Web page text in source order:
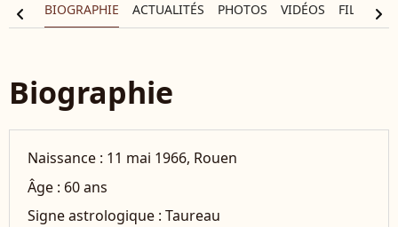
BIOGRAPHIE ACTUALITÉS PHOTOS VIDÉOS
chevron_left chevron_right
Biographie
Naissance : 11 mai 1966, Rouen
Âge : 60 ans
Signe astrologique :Taureau